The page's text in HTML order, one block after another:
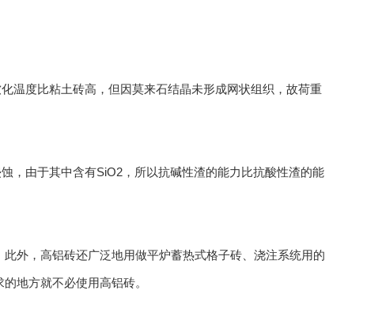
温度比粘土砖高，但因莫来石结晶未形成网状组织，故荷重
，由于其中含有SiO2，所以抗碱性渣的能力比抗酸性渣的能
外，高铝砖还广泛地用做平炉蓄热式格子砖、浇注系统用的
地方就不必使用高铝砖。